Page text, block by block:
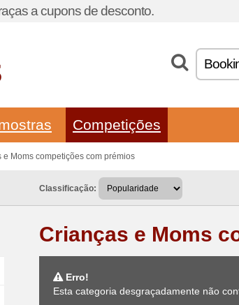
a cupons de desconto.
Competições
e Moms competições com prémios
Classificação:
Crianças e Moms
Erro!
Esta categoria desgraçadamente não